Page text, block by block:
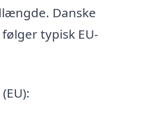
Danske
typisk EU-